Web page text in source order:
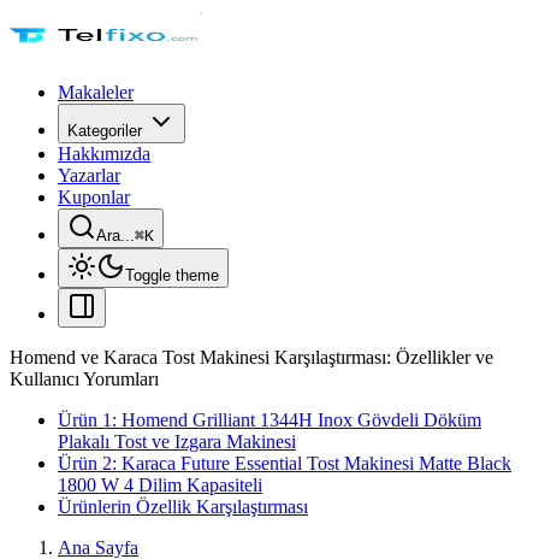
Makaleler
Kategoriler
Hakkımızda
Yazarlar
Kuponlar
Ara...⌘K
Toggle theme
Homend ve Karaca Tost Makinesi Karşılaştırması: Özellikler ve
Kullanıcı Yorumları
Ürün 1: Homend Grilliant 1344H Inox Gövdeli Döküm
Plakalı Tost ve Izgara Makinesi
Ürün 2: Karaca Future Essential Tost Makinesi Matte Black
1800 W 4 Dilim Kapasiteli
Ürünlerin Özellik Karşılaştırması
Ana Sayfa